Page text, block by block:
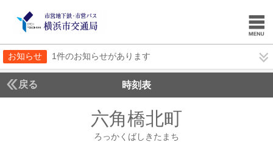
お知らせ 1件のお知らせがあります
戻る 時刻表
六角橋北町
ろっかくばしきたまち